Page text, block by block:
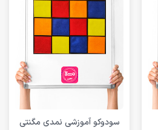
سودوکو آموزشی نمدی مگنتی